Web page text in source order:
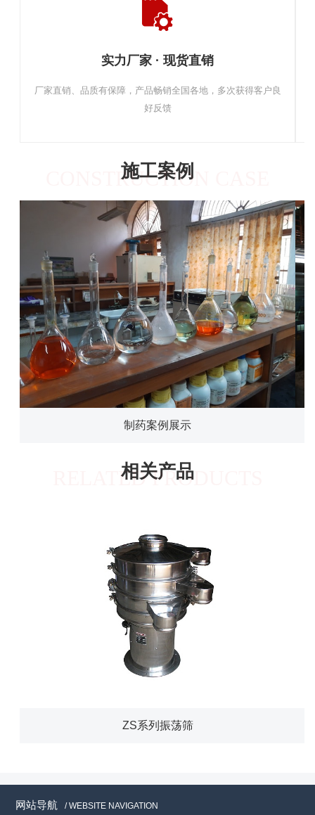
实力厂家 · 现货直销
厂家直销、品质有保障，产品畅销全国各地，多次获得客户良
好反馈
施工案例
CONSTRUCTION CASE
制药案例展示
相关产品
RELATED PRODUCTS
ZS系列振荡筛
网站导航 / WEBSITE NAVIGATION